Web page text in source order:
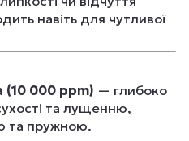
навіть для чутливої
(10 000 ppm) — глибоко
та лущенню,
та пружною.